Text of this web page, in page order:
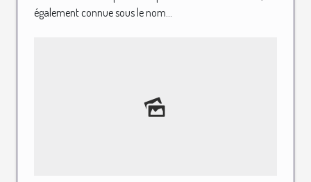
également connue sous le nom...